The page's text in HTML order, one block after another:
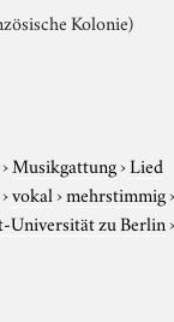
Kolonie)
›Musikgattung›Lied
›vokal›mehrstimmig
Universität zu Berlin